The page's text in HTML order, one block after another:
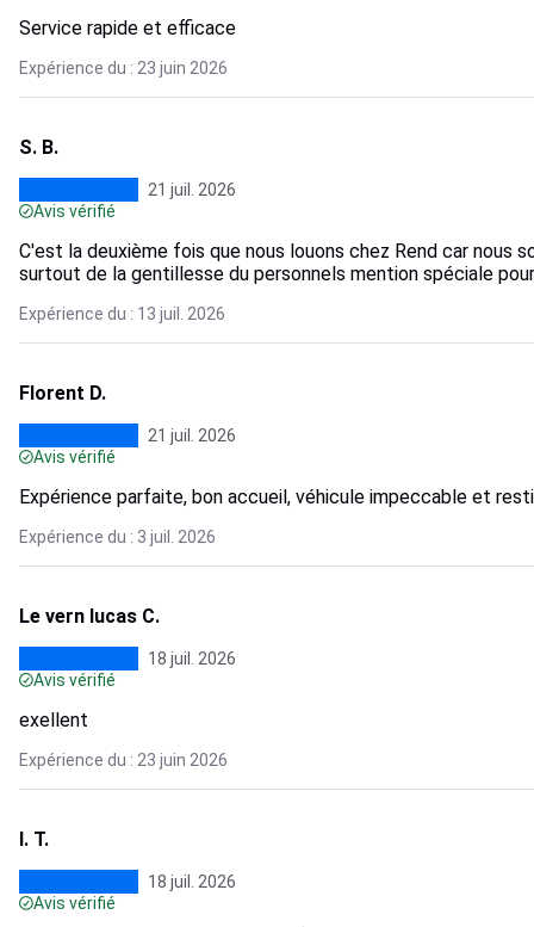
Service rapide et efficace
Expérience du : 23 juin 2026
S. B.
21 juil. 2026
Avis vérifié
C'est la deuxième fois que nous louons chez Rend car
surtout de la gentillesse du personnels mention spéciale
Expérience du : 13 juil. 2026
Florent D.
21 juil. 2026
Avis vérifié
Expérience parfaite, bon accueil, véhicule impeccable et
Expérience du : 3 juil. 2026
Le vern lucas C.
18 juil. 2026
Avis vérifié
exellent
Expérience du : 23 juin 2026
I. T.
18 juil. 2026
Avis vérifié